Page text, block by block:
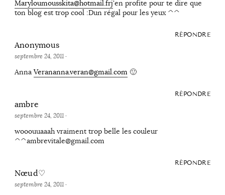
Maryloumousskita@hotmail.frj'en profite pour te dire que
ton blog est trop cool :Dun régal pour les yeux ^^
RÉPONDRE
Anonymous
septembre 24, 2011·
Anna Verananna.veran@gmail.com 🙂
RÉPONDRE
ambre
septembre 24, 2011·
wooouuaaah vraiment trop belle les couleur
^^ambrevitale@gmail.com
RÉPONDRE
Nœud♡
septembre 24, 2011·